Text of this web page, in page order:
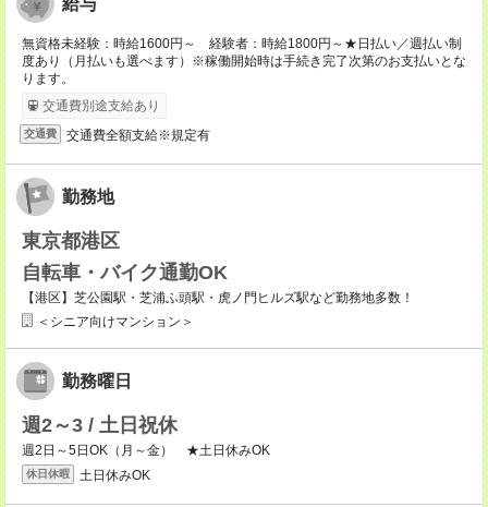
給与
無資格未経験：時給1600円～ 経験者：時給1800円～★日払い／週払い制
度あり（月払いも選べます）※稼働開始時は手続き完了次第のお支払いとな
ります。
交通費別途支給あり
交通費 交通費全額支給※規定有
勤務地
東京都港区
自転車・バイク通勤OK
【港区】芝公園駅・芝浦ふ頭駅・虎ノ門ヒルズ駅など勤務地多数！
＜シニア向けマンション＞
勤務曜日
週2～3 / 土日祝休
週2日～5日OK（月～金） ★土日休みOK
休日休暇 土日休みOK